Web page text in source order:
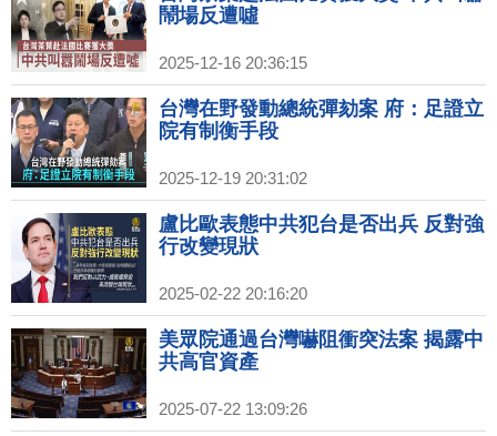
鬧場反遭噓
2025-12-16 20:36:15
台灣在野發動總統彈劾案 府：足證立
院有制衡手段
2025-12-19 20:31:02
盧比歐表態中共犯台是否出兵 反對強
行改變現狀
2025-02-22 20:16:20
美眾院通過台灣嚇阻衝突法案 揭露中
共高官資產
2025-07-22 13:09:26